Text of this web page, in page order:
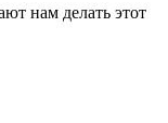
нам делать этот